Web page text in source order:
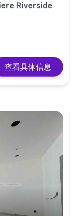
Riverside
查看具体信息